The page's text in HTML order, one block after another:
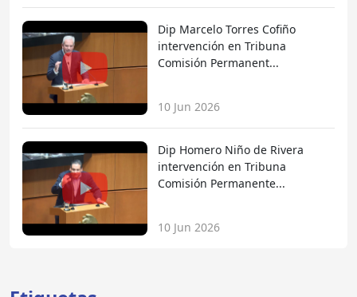
Dip Marcelo Torres Cofiño
intervención en Tribuna
Comisión Permanent...
10 Jun 2026
Dip Homero Niño de Rivera
intervención en Tribuna
Comisión Permanente...
10 Jun 2026